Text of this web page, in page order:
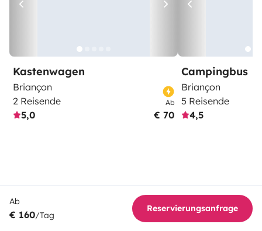
Kastenwagen
Briançon
2 Reisende
5,0
Ab
€ 70
Campingbus
Briançon
5 Reisende
4,5
Ab
€ 160/Tag
Reservierungsanfrage